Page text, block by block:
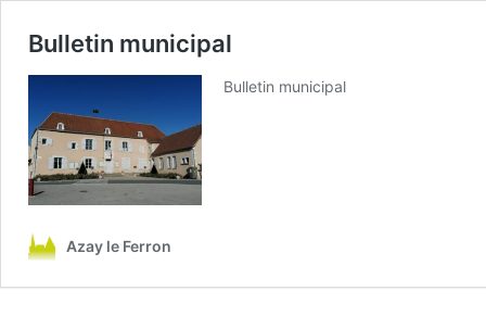
Bulletin municipal
Bulletin municipal
Azay le Ferron